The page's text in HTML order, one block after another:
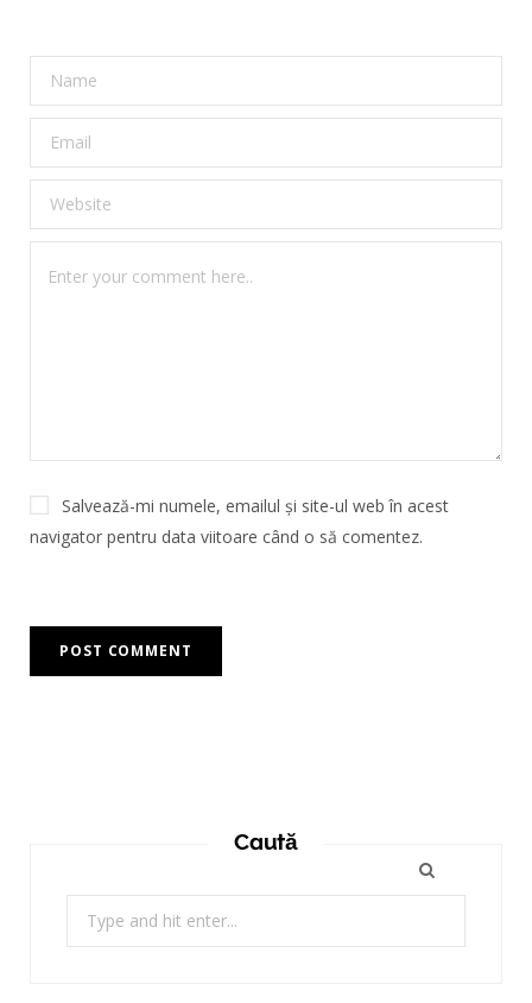
Salvează-mi numele, emailul și site-ul web în acest
navigator pentru data viitoare când o să comentez.
Caută